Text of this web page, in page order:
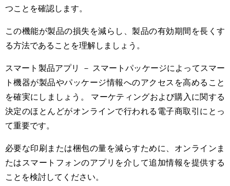
つことを確認します。
この機能が製品の損失を減らし、製品の有効期間を長くす
る方法であることを理解しましょう。
スマート製品アプリ － スマートパッケージによってスマー
ト機器が製品やパッケージ情報へのアクセスを高めること
を確実にしましょう。 マーケティングおよび購入に関する
決定のほとんどがオンラインで行われる電子商取引にとっ
て重要です。
必要な印刷または梱包の量を減らすために、オンラインま
たはスマートフォンのアプリを介して追加情報を提供する
ことを検討してください。